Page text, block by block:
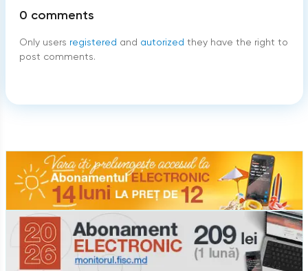
0 comments
Only users registered and autorized they have the right to
post comments.